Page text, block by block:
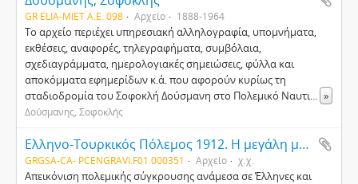
GR ELIA-MIET Α.Ε. 098 Αρχείο 1888-1964
Το αρχείο περιέχει υπηρεσιακή αλληλογραφία, υπομνήματα,
εκθέσεις, αναφορές, τηλεγραφήματα, συμβόλαια,
σχεδιαγράμματα, ημερολογιακές σημειώσεις, φύλλα και
αποκόμματα εφημερίδων κ.ά. που αφορούν κυρίως τη
σταδιοδρομία του Σοφοκλή Δούσμανη στο Πολεμικό Ναυτι... »
Δούσμανης, Σοφοκλής
Ελληνο-Τουρκικός Πόλεμος 1912. Η μεγάλη μάχη του Οστρόβου [ The Greco-Turkish War of 1912. Τhe great battle of Ostrovo]
GRGSA-CA- PCENGRAVI.F01.000351 Αρχείο χ.χ.
Απεικόνιση πολεμικής σύγκρουσης ανάμεσα σε Έλληνες και